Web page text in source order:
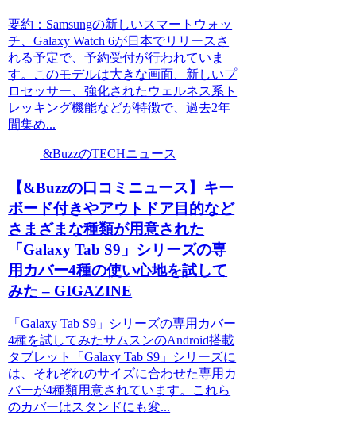
要約：Samsungの新しいスマートウォッ
チ、Galaxy Watch 6が日本でリリースさ
れる予定で、予約受付が行われていま
す。このモデルは大きな画面、新しいプ
ロセッサー、強化されたウェルネス系ト
レッキング機能などが特徴で、過去2年
間集め...
&BuzzのTECHニュース
【&Buzzの口コミニュース】キー
ボード付きやアウトドア目的など
さまざまな種類が用意された
「Galaxy Tab S9」シリーズの専
用カバー4種の使い心地を試して
みた – GIGAZINE
「Galaxy Tab S9」シリーズの専用カバー
4種を試してみたサムスンのAndroid搭載
タブレット「Galaxy Tab S9」シリーズに
は、それぞれのサイズに合わせた専用カ
バーが4種類用意されています。これら
のカバーはスタンドにも変...